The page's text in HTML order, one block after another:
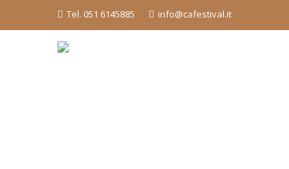
Tel. 051 6145885 info@cafestival.it